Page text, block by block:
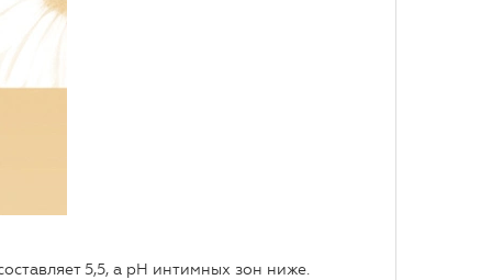
5,5, а pH интимных зон ниже.